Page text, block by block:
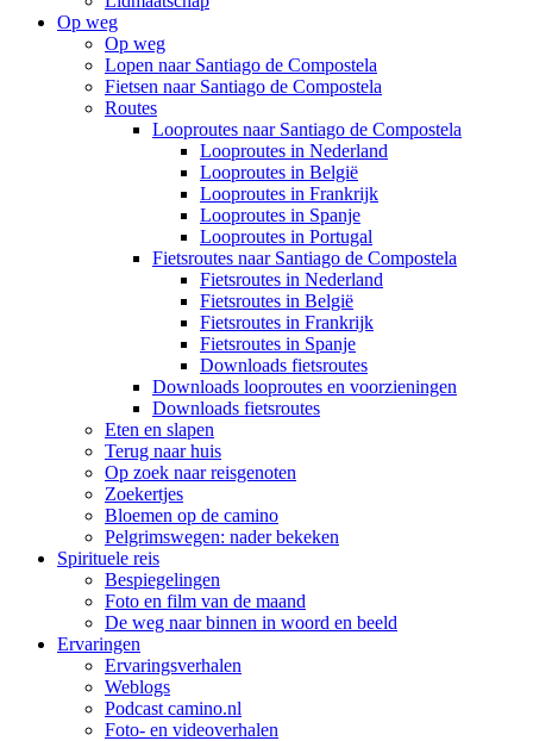
Op weg
Op weg
Lopen naar Santiago de Compostela
Fietsen naar Santiago de Compostela
Routes
Looproutes naar Santiago de Compostela
Looproutes in Nederland
Looproutes in België
Looproutes in Frankrijk
Looproutes in Spanje
Looproutes in Portugal
Fietsroutes naar Santiago de Compostela
Fietsroutes in Nederland
Fietsroutes in België
Fietsroutes in Frankrijk
Fietsroutes in Spanje
Downloads fietsroutes
Downloads looproutes en voorzieningen
Downloads fietsroutes
Eten en slapen
Terug naar huis
Op zoek naar reisgenoten
Zoekertjes
Bloemen op de camino
Pelgrimswegen: nader bekeken
Spirituele reis
Bespiegelingen
Foto en film van de maand
De weg naar binnen in woord en beeld
Ervaringen
Ervaringsverhalen
Weblogs
Podcast camino.nl
Foto- en videoverhalen